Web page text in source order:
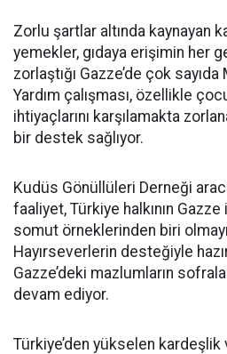
Zorlu şartlar altında kaynayan
yemekler, gıdaya erişimin her
zorlaştığı Gazze’de çok sayıda
Yardım çalışması, özellikle
ihtiyaçlarını karşılamakta
bir destek sağlıyor.
Kudüs Gönüllüleri Derneği
faaliyet, Türkiye halkının Gazze
somut örneklerinden biri
Hayırseverlerin desteğiyle
Gazze’deki mazlumların
devam ediyor.
Türkiye’den yükselen kardeşlik